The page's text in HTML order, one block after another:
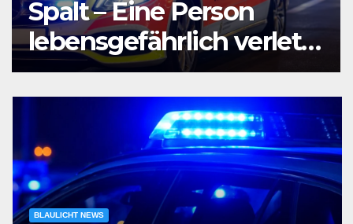
Agententätigkeit:
Tatverdächtiger in
Untersuchungshaft
BLAULICHT NEWS